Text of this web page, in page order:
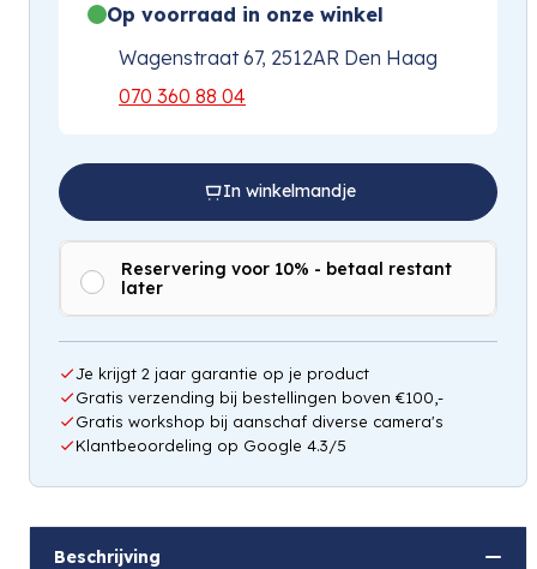
Op voorraad in onze winkel
Wagenstraat 67, 2512AR Den Haag
070 360 88 04
In winkelmandje
Reservering voor 10% - betaal restant
later
Je krijgt 2 jaar garantie op je product
Gratis verzending bij bestellingen boven €100,-
Gratis workshop bij aanschaf diverse camera's
Klantbeoordeling op Google 4.3/5
Beschrijving